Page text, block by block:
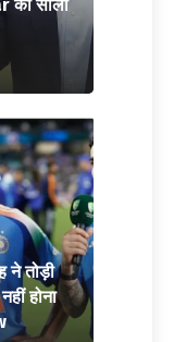
का सालों
ने तोड़ी
होना